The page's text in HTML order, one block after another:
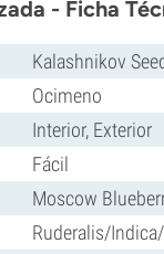
- Ficha
Kalashnikov
Ocimeno
Interior, Exterior
Fácil
Moscow
Ruderalis/